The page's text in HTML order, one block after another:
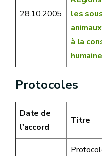
28.10.2005
les
à la
humaine
Protocoles
Date de
l'accord
Titre